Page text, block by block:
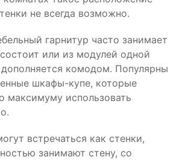
не всегда возможно.
гарнитур часто занимает
или из модулей одной
комодом. Популярны
шкафы-купе, которые
максимуму использовать
встречаться как стенки,
занимают стену, со